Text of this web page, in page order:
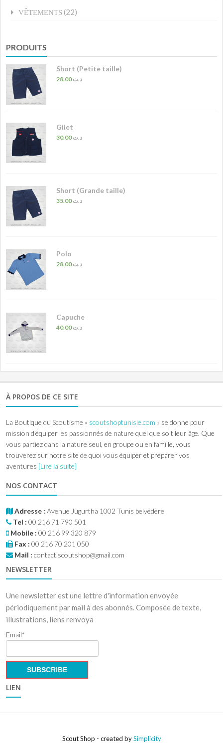
VÊTEMENTS (22)
PRODUITS
Short (Petite taille)
28.00د.ت
Gilet
30.00د.ت
Short (Grande taille)
35.00د.ت
Polo
28.00د.ت
Capuche
40.00د.ت
À PROPOS DE CE SITE
La Boutique du Scoutisme « scoutshoptunisie.com » se donne pour
mission d’équiper les passionnés de nature quel que soit leur âge. Que
vous partiez dans la nature seul, en groupe ou en famille, vous
trouverez sur notre site de quoi vous équiper et préparer vos
aventures [Lire la suite]
NOS CONTACT
Adresse : Avenue Jugurtha 1002 Tunis belvédère
Tel : 00 216 71 790 501
Mobile : 00 216 99 320 879
Fax : 00 216 70 201 050
Mail : contact.scoutshop@gmail.com
NEWSLETTER
Une newsletter est une lettre d'information envoyée
périodiquement par mail à des abonnés. Composée de texte,
illustrations, liens renvoya
Email*
LIEN
Scout Shop - created bySimplicity